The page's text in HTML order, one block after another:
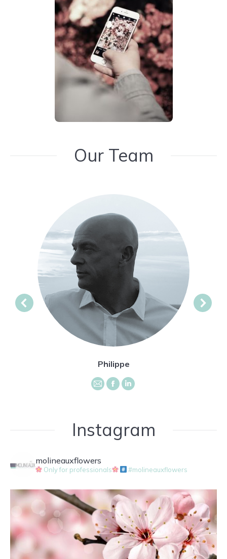
Our Team
Philippe
E-
Facebook
LinkedIn
Instagram
molineauxflowers
Only for professionals #molineauxflowers